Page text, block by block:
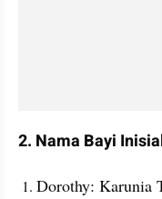
2. Nama Bayi
Dorothy: Karunia